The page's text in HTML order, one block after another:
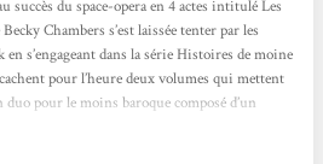
succès du space-opera en 4 actes intitulé Les
Chambers s’est laissée tenter par les
s’engageant dans la série Histoires de moine
pour l’heure deux volumes qui mettent
duo pour le moins baroque composé d’un
enfin pacifiquement. Après...